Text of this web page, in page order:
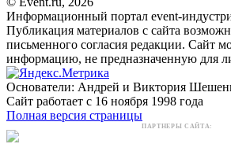
Информационный портал event-
Публикация материалов с сайта
письменного согласия редакции. Сайт
информацию, не предназначенную для
Основатели: Андрей и Виктория
Сайт работает с 16 ноября 1998 года
Полная версия страницы
ПАРТНЕРЫ САЙТА: